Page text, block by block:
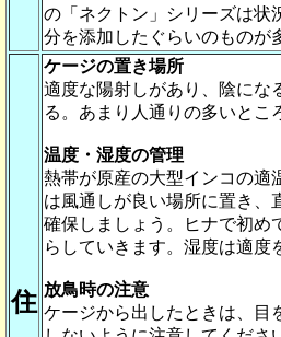
の「ネクトン」シリーズは状
分を添加したぐらいのものが
住
ケージの置き場所
適度な陽射しがあり、陰にな
る。あまり人通りの多いとこ
温度・湿度の管理
熱帯が原産の大型インコの適
は風通しが良い場所に置き、
確保しましょう。ヒナで初め
らしていきます。湿度は適
放鳥時の注意
ケージから出したときは、目